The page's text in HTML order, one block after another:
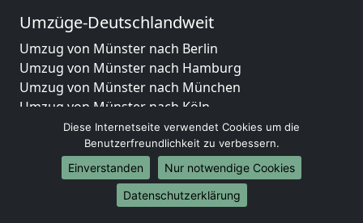
Umzüge-Deutschlandweit
Umzug von Münster nach Berlin
Umzug von Münster nach Hamburg
Umzug von Münster nach München
Umzug von Münster nach Köln
Umzug von Münster nach Frankfurt am Main
Umzug von Münster nach Stuttgart
Umzug von Münster nach Düsseldorf
Umzug von Münster nach Leipzig
Umzug von Münster nach Dortmund
Diese Internetseite verwendet Cookies um die
Benutzerfreundlichkeit zu verbessern.
Einverstanden
Nur notwendige Cookies
Datenschutzerklärung